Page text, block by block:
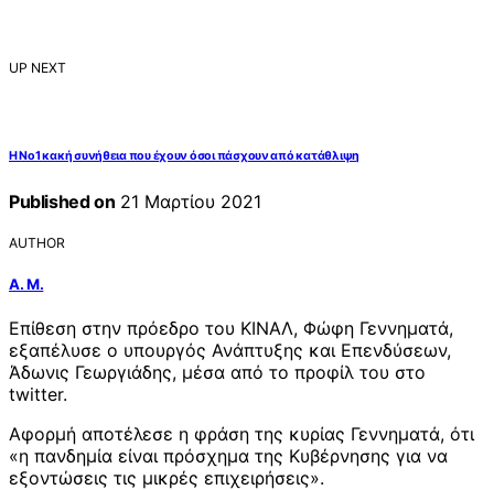
UP NEXT
Η Νο1 κακή συνήθεια που έχουν όσοι πάσχουν από κατάθλιψη
Published on 21 Μαρτίου 2021
AUTHOR
Α. Μ.
Επίθεση στην πρόεδρο του ΚΙΝΑΛ, Φώφη Γεννηματά,
εξαπέλυσε ο υπουργός Ανάπτυξης και Επενδύσεων,
Άδωνις Γεωργιάδης, μέσα από το προφίλ του στο
twitter.
Αφορμή αποτέλεσε η φράση της κυρίας Γεννηματά, ότι
«η πανδημία είναι πρόσχημα της Κυβέρνησης για να
εξοντώσεις τις μικρές επιχειρήσεις».